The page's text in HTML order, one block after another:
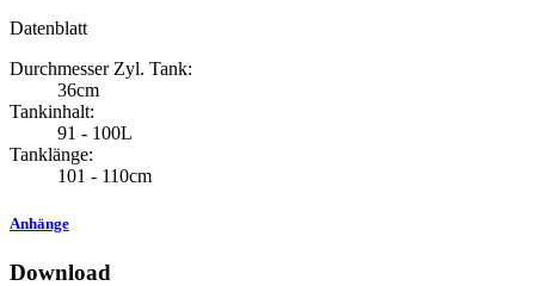
Datenblatt
Durchmesser Zyl. Tank:
36cm
Tankinhalt:
91 - 100L
Tanklänge:
101 - 110cm
Anhänge
Download